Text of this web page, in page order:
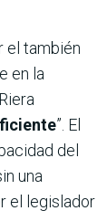
el también
en la
Riera
”. El
del
una
el legislador